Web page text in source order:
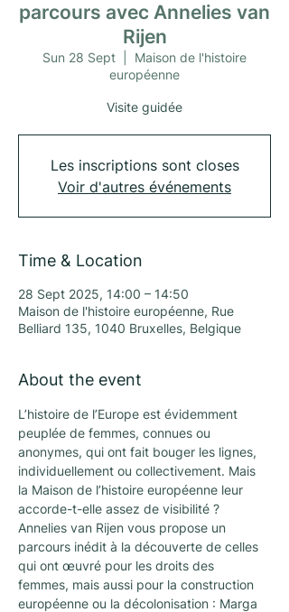
parcours avec Annelies van
Rijen
Sun 28 Sept
Maison de l'histoire
européenne
Visite guidée
Les inscriptions sont closes
Voir d'autres événements
Time & Location
28 Sept 2025, 14:00 – 14:50
Maison de l'histoire européenne, Rue
Belliard 135, 1040 Bruxelles, Belgique
About the event
L’histoire de l’Europe est évidemment
peuplée de femmes, connues ou
anonymes, qui ont fait bouger les lignes,
individuellement ou collectivement. Mais
la Maison de l’histoire européenne leur
accorde-t-elle assez de visibilité ?
Annelies van Rijen vous propose un
parcours inédit à la découverte de celles
qui ont œuvré pour les droits des
femmes, mais aussi pour la construction
européenne ou la décolonisation : Marga